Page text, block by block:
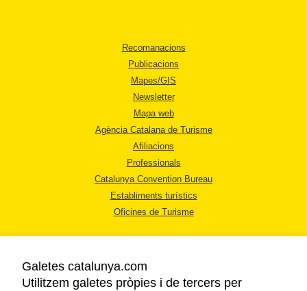
Recomanacions
Publicacions
Mapes/GIS
Newsletter
Mapa web
Agència Catalana de Turisme
Afiliacions
Professionals
Catalunya Convention Bureau
Establiments turístics
Oficines de Turisme
Galetes catalunya.com
Utilitzem galetes pròpies i de tercers per